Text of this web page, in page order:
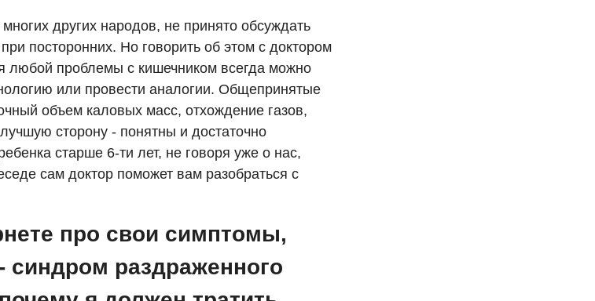
других народов, не принято обсуждать
посторонних. Но говорить об этом с доктором
любой проблемы с кишечником всегда можно
или провести аналогии. Общепринятые
объем каловых масс, отхождение газов,
сторону - понятны и достаточно
старше 6-ти лет, не говоря уже о нас,
сам доктор поможет вам разобраться с
про свои симптомы,
синдром раздраженного